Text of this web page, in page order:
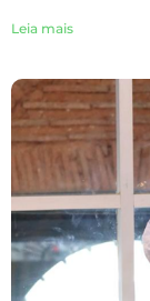
Leia mais